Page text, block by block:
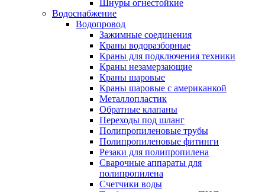
Шнуры огнестойкие
Водоснабжение
Водопровод
Зажимные соединения
Краны водоразборные
Краны для подключения техники
Краны незамерзающие
Краны шаровые
Краны шаровые с американкой
Металлопластик
Обратные клапаны
Переходы под шланг
Полипропиленовые трубы
Полипропиленовые фитинги
Резаки для полипропилена
Сварочные аппараты для
полипропилена
Счетчики воды